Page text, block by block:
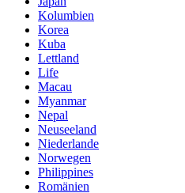
Kolumbien
Korea
Kuba
Lettland
Life
Macau
Myanmar
Nepal
Neuseeland
Niederlande
Norwegen
Philippines
Romänien